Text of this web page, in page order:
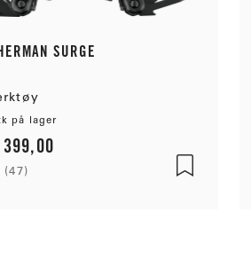
SURGE
på lager
(47)